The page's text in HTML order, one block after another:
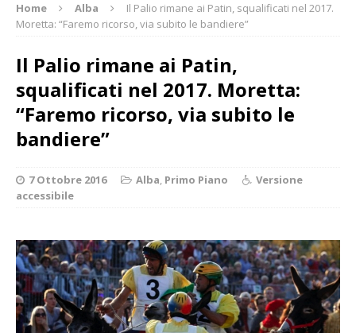
Home Alba
Il Palio rimane ai Patin, squalificati nel 2017.
Moretta: “Faremo ricorso, via subito le bandiere”
Il Palio rimane ai Patin,
squalificati nel 2017. Moretta:
“Faremo ricorso, via subito le
bandiere”
7 Ottobre 2016 Alba, Primo Piano
Versione
accessibile